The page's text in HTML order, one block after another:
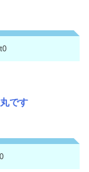
です